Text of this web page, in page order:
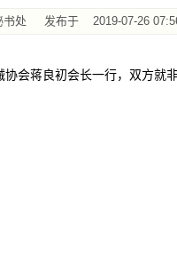
书处 发布于 2019-07-26
会蒋良初会长一行，双方就